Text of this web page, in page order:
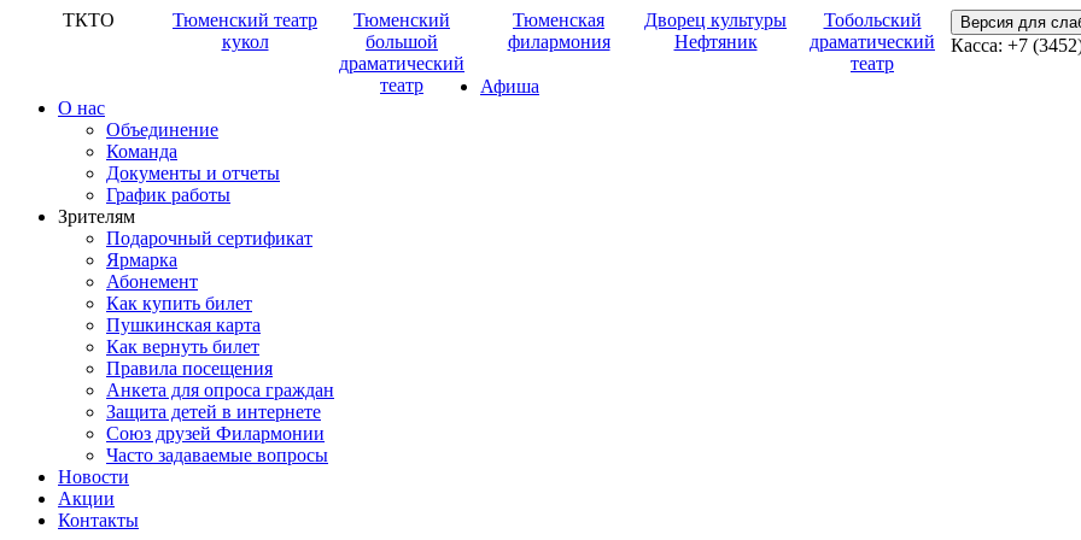
ТКТО
Тюменский театр
кукол
Тюменский
большой
драматический
театр
Тюменская
филармония
Дворец культуры
Нефтяник
Тобольский
драматический
театр
Версия для
Касса: +7
Афиша
О нас
Объединение
Команда
Документы и отчеты
График работы
Зрителям
Подарочный сертификат
Ярмарка
Абонемент
Как купить билет
Пушкинская карта
Как вернуть билет
Правила посещения
Анкета для опроса граждан
Защита детей в интернете
Союз друзей Филармонии
Часто задаваемые вопросы
Новости
Акции
Контакты